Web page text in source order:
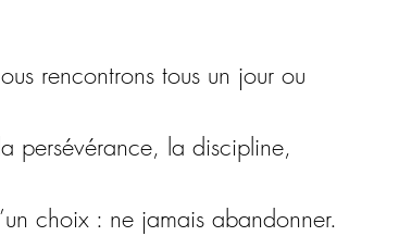
rencontrons tous un jour ou
persévérance, la discipline,
choix : ne jamais abandonner.